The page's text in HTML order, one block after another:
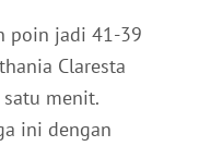
poin jadi 41-39
Claresta
menit.
ini dengan